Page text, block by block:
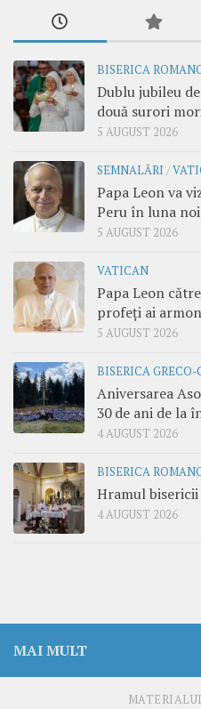
BISERICA
Dublu jubileu
două surori
5 AUGUST 2026
SEMNALĂRI /
Papa Leon va
Peru în luna
5 AUGUST 2026
VATICAN
Papa Leon
profeți ai
5 AUGUST 2026
BISERICA
Aniversarea
30 de ani de la
4 AUGUST 2026
BISERICA
Hramul bisericii
4 AUGUST 2026
MAI MULT